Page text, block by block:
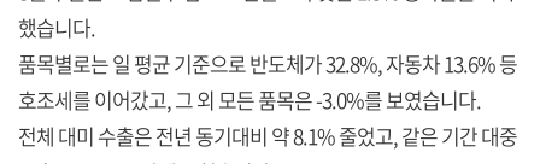
했습니다.
품목별로는 일 평균 기준으로 반도체가 32.8%, 자동차 13.6% 등
호조세를 이어갔고, 그 외 모든 품목은 -3.0%를 보였습니다.
전체 대미 수출은 전년 동기대비 약 8.1% 줄었고, 같은 기간 대중